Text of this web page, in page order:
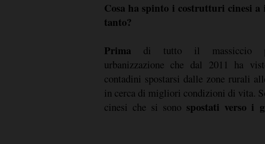
Cosa ha spinto i costrutturi cinesi a
tanto?
Prima di tutto il massiccio
urbanizzazione che dal 2011 ha
contadini spostarsi dalle zone rurali
in cerca di migliori condizioni di vita.
cinesi che si sono spostati verso i